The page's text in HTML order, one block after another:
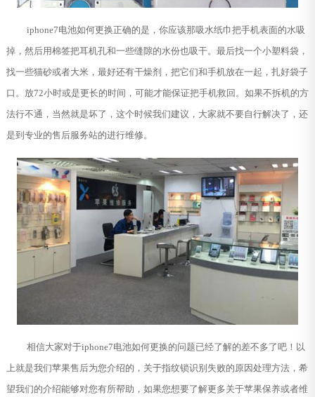
iphone7电池如何更换正确的是，你应该那吸水纸巾把手机表面的水吸
掉，然后用棉签把耳机孔和一些缝隙的水份也吸干。最后找一个小塑料袋，
找一些猫砂或者大米，最好还有干燥剂，把它们和手机放在一起，扎好袋子
口。放72小时或是更长的时间，可能才能保证把手机救回。如果不拆机的方
法行不通，当然就是坏了，这个时候我们建议，大家就不要自行解决了，还
是到专业的售后服务站的进行维修。
相信大家对于iphone7电池如何更换的问题已经了解的差不多了吧！以
上就是我们苹果售后为您介绍的，关于指纹锁识别失败的原因处理方法，希
望我们的介绍能够对您有所帮助，如果您想要了解更多关于苹果保养或者维